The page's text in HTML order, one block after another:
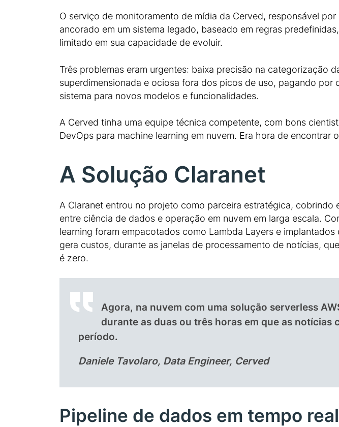
O serviço de monitoramento de mídia da Cerved, responsável
ancorado em um sistema legado, baseado em regras
limitado em sua capacidade de evoluir.
Três problemas eram urgentes: baixa precisão na categorização
superdimensionada e ociosa fora dos picos de uso, pagando
sistema para novos modelos e funcionalidades.
A Cerved tinha uma equipe técnica competente, com bons
DevOps para machine learning em nuvem. Era hora de encontrar
A Solução Claranet
A Claranet entrou no projeto como parceira estratégica,
entre ciência de dados e operação em nuvem em larga escala.
learning foram empacotados como Lambda Layers e
gera custos, durante as janelas de processamento de notícias,
é zero.
Agora, na nuvem com uma solução serverless
durante as duas ou três horas em que as notícias
período.
Daniele Tavolaro, Data Engineer, Cerved
Pipeline de dados em tempo